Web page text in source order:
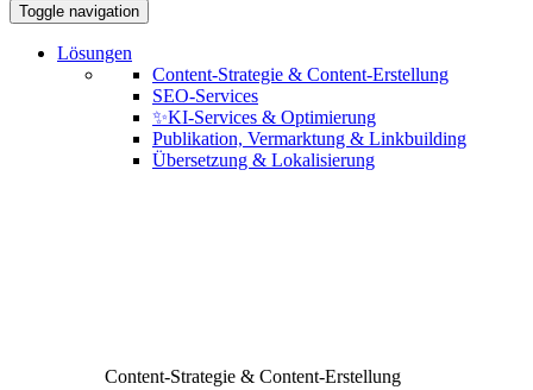
Toggle navigation
Lösungen
Content-Strategie & Content-Erstellung
SEO-Services
✨KI-Services & Optimierung
Publikation, Vermarktung & Linkbuilding
Übersetzung & Lokalisierung
Content-Strategie & Content-Erstellung